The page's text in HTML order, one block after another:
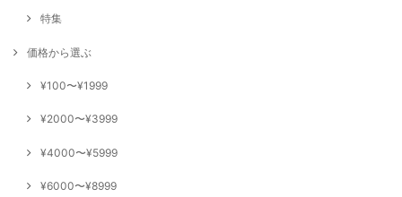
特集
価格から選ぶ
¥100〜¥1999
¥2000〜¥3999
¥4000〜¥5999
¥6000〜¥8999